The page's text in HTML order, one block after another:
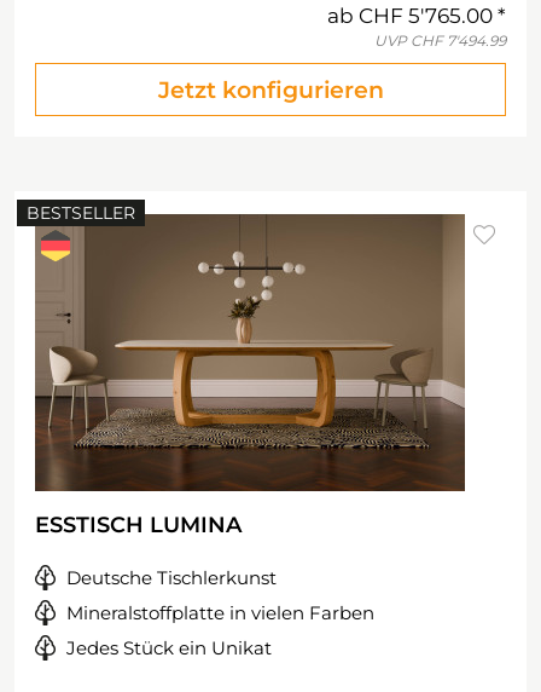
ab CHF 5'765.00
UVP CHF 7'494.99
Jetzt konfigurieren
BESTSELLER
ESSTISCH LUMINA
Deutsche Tischlerkunst
Mineralstoffplatte in vielen Farben
Jedes Stück ein Unikat